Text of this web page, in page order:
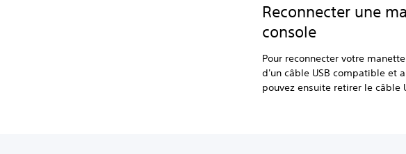
Reconnecter une
console
Pour reconnecter votre
d'un câble USB compatible et
pouvez ensuite retirer le câble